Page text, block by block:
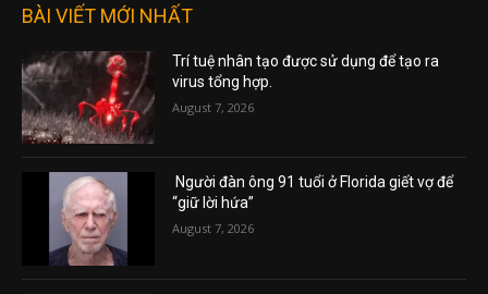
BÀI VIẾT MỚI NHẤT
Trí tuệ nhân tạo được sử dụng để tạo ra
virus tổng hợp.
August 7, 2026
Người đàn ông 91 tuổi ở Florida giết vợ để
“giữ lời hứa”
August 7, 2026